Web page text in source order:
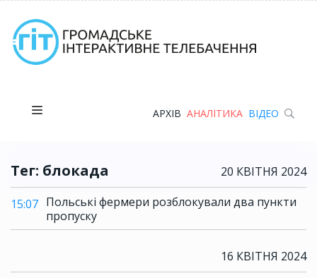
АРХІВ АНАЛІТИКА ВІДЕО
Тег: блокада 20 КВІТНЯ 2024
15:07 Польські фермери розблокували два пункти
пропуску
16 КВІТНЯ 2024